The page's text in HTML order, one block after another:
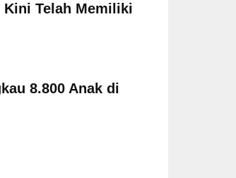
Kini Telah Memiliki
8.800 Anak di